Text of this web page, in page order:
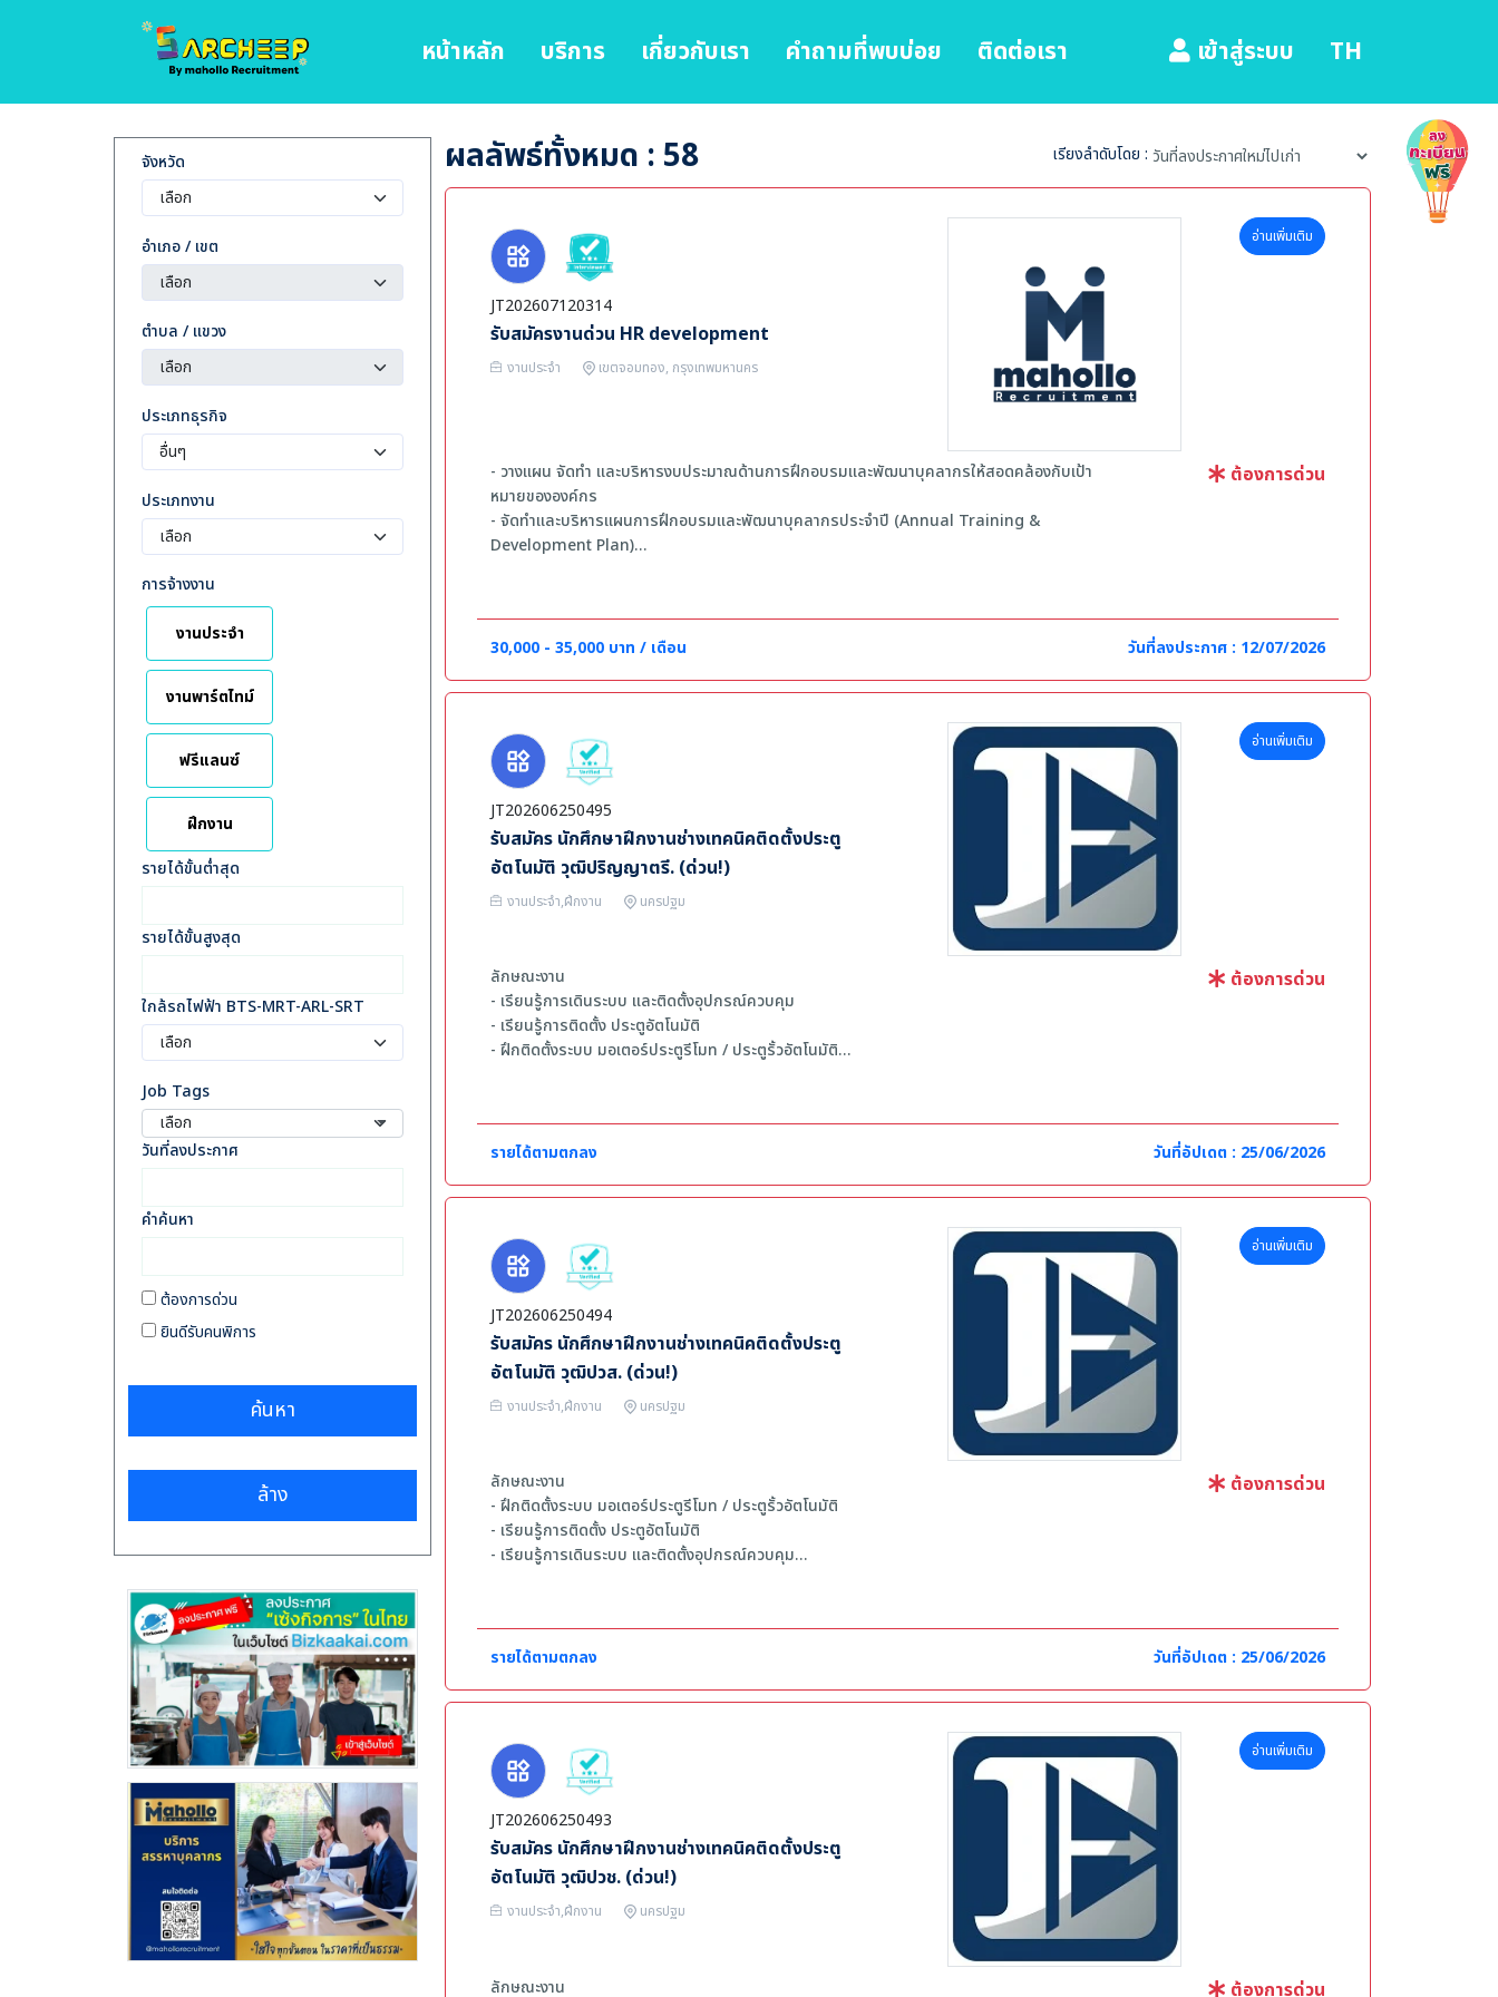
หน้าหลัก บริการ เกี่ยวกับเรา คำถามที่พบบ่อย ติดต่อเรา เข้าสู่ระบบ TH
จังหวัด
อำเภอ / เขต
ตำบล / แขวง
ประเภทธุรกิจ
ประเภทงาน
การจ้างงาน
งานประจำ
งานพาร์ตไทม์
ฟรีแลนซ์
ฝึกงาน
รายได้ขั้นต่ำสุด
รายได้ขั้นสูงสุด
ใกล้รถไฟฟ้า BTS-MRT-ARL-SRT
Job Tags
เลือก
วันที่ลงประกาศ
คำค้นหา
ต้องการด่วน
ยินดีรับคนพิการ
ค้นหา
ล้าง
ผลลัพธ์ทั้งหมด : 58 เรียงลำดับโดย :
JT202607120314
รับสมัครงานด่วน HR development
งานประจำ เขตจอมทอง, กรุงเทพมหานคร
อ่านเพิ่มเติม
- วางแผน จัดทำ และบริหารงบประมาณด้านการฝึกอบรมและพัฒนาบุคลากรให้สอดคล้องกับเป้า
หมายขององค์กร
- จัดทำและบริหารแผนการฝึกอบรมและพัฒนาบุคลากรประจำปี (Annual Training &
Development Plan)
- ติดตามและประเมินผลประสิทธิภาพของหลักสูตรและกิจกรรมฝึกอบรม เพื่อนำมาปรับปรุงและ
พัฒนาอย่างต่อเนื่อง
กำลังคนให้เป็นปัจจุบัน
- จัดทำ ดูแล และจัดเก็บเอกสาร รวมถึงฐานข้อมูลที่เกี่ยวข้องกับงาน HR Development อย่าง
เป็นระบบ
- จัดทำรายงานและสนับสนุนข้อมูลด้านงานทรัพยากรบุคคลตามที่ได้รับมอบหมาย
- ประสานงานกับหน่วยงานภายในและภายนอกที่เกี่ยวข้องกับการพัฒนาบุคลากร
- ปฏิบัติงานอื่น ๆ ตามที่ได้รับมอบหมาย
คุณสมบัติ:
- สำเร็จการศึกษาระดับปริญญาตรีขึ้นไป สาขาทรัพยากรบุคคล บริหารธุรกิจ หรือสาขาที่เกี่ยวข้อง
- มีประสบการณ์ด้าน HRD, HRM, Training หรือ Employee Development จะได้รับการ
พิจารณาเป็นพิเศษ
- มีทักษะการสื่อสาร การประสานงาน และการจัดการงานอย่างเป็นระบบ
- สามารถใช้งาน Microsoft Word, Excel และ PowerPoint ได้เป็นอย่างดี
- สามารถจัดทำเอกสาร วิเคราะห์ข้อมูล และจัดทำรายงานด้าน HR ได้
เวลาทำงาน : วันจันทร์–วันเสาร์ เวลา 09:00–18:00 น.
ต้องการด่วน
30,000 - 35,000 บาท / เดือน วันที่ลงประกาศ : 12/07/2026
JT202606250495
รับสมัคร นักศึกษาฝึกงานช่างเทคนิคติดตั้งประตู
อัตโนมัติ วุฒิปริญญาตรี. (ด่วน!)
งานประจำ,ฝึกงาน นครปฐม
อ่านเพิ่มเติม
ลักษณะงาน
- เรียนรู้การเดินระบบ และติดตั้งอุปกรณ์ควบคุม
- เรียนรู้การติดตั้ง ประตูอัตโนมัติ
- ฝึกติดตั้งระบบ มอเตอร์ประตูรีโมท / ประตูรั้วอัตโนมัติ
คุณสมบัติผู้สมัคร
- กำลังศึกษาในสาขา ไฟฟ้า / อิเล็กทรอนิกส์ / เมคคาทรอนิกส์ / ช่างเทคนิค หรือสาขาที่เกี่ยวข้อง
- สามารถเดินทางไปทำงานหน้างานได้
ต้องการด่วน
รายได้ตามตกลง วันที่อัปเดต : 25/06/2026
JT202606250494
รับสมัคร นักศึกษาฝึกงานช่างเทคนิคติดตั้งประตู
อัตโนมัติ วุฒิปวส. (ด่วน!)
งานประจำ,ฝึกงาน นครปฐม
อ่านเพิ่มเติม
ลักษณะงาน
- ฝึกติดตั้งระบบ มอเตอร์ประตูรีโมท / ประตูรั้วอัตโนมัติ
- เรียนรู้การติดตั้ง ประตูอัตโนมัติ
- เรียนรู้การเดินระบบ และติดตั้งอุปกรณ์ควบคุม
คุณสมบัติผู้สมัคร
- กำลังศึกษาในสาขา ไฟฟ้า / อิเล็กทรอนิกส์ / เมคคาทรอนิกส์ / ช่างเทคนิค หรือสาขาที่เกี่ยวข้อง
- สามารถเดินทางไปทำงานหน้างานได้
ต้องการด่วน
รายได้ตามตกลง วันที่อัปเดต : 25/06/2026
JT202606250493
รับสมัคร นักศึกษาฝึกงานช่างเทคนิคติดตั้งประตู
อัตโนมัติ วุฒิปวช. (ด่วน!)
งานประจำ,ฝึกงาน นครปฐม
อ่านเพิ่มเติม
ลักษณะงาน
ต้องการด่วน